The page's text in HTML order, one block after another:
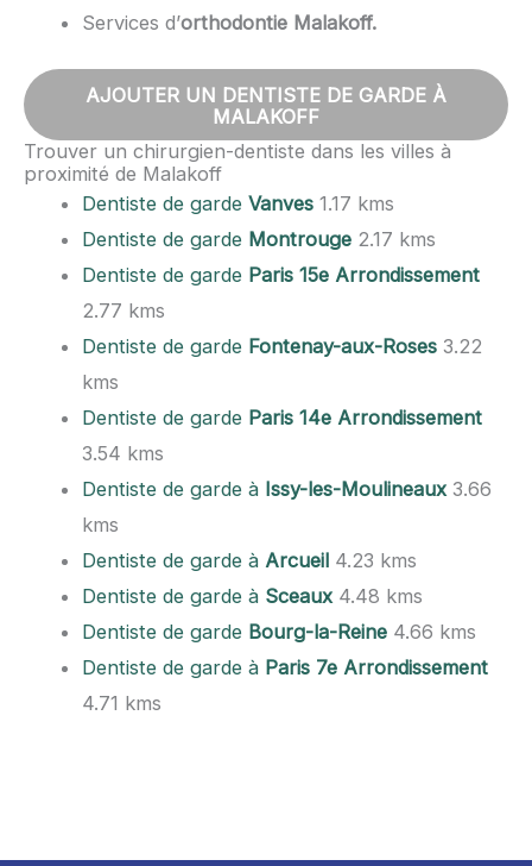
Services d’orthodontie Malakoff.
AJOUTER UN DENTISTE DE GARDE À
MALAKOFF
Trouver un chirurgien-dentiste dans les villes à
proximité de Malakoff
Dentiste de gardeVanves 1.17 kms
Dentiste de garde Montrouge 2.17 kms
Dentiste de garde Paris 15e Arrondissement
2.77 kms
Dentiste de garde Fontenay-aux-Roses 3.22
kms
Dentiste de garde Paris 14e Arrondissement
3.54 kms
Dentiste de garde à Issy-les-Moulineaux 3.66
kms
Dentiste de garde à Arcueil 4.23 kms
Dentiste de garde à Sceaux 4.48 kms
Dentiste de garde Bourg-la-Reine 4.66 kms
Dentiste de garde à Paris 7e Arrondissement
4.71 kms